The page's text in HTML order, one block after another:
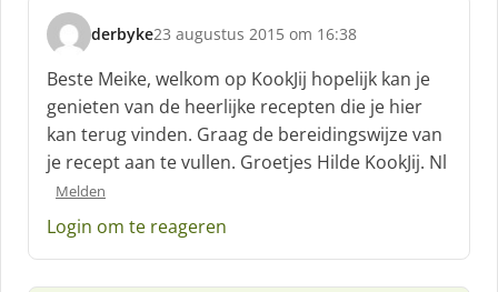
derbyke
s
c
h
r
e
e
23 augustus 2015 om 16:38
Beste Meike, welkom op KookJij hopelijk kan je
genieten van de heerlijke recepten die je hier
kan terug vinden. Graag de bereidingswijze van
je recept aan te vullen. Groetjes Hilde KookJij. Nl
Melden
Login om te reageren